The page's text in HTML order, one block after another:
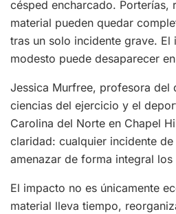
césped encharcado. Porterías,
material pueden quedar
tras un solo incidente grave. El
modesto puede desaparecer
Jessica Murfree, profesora del
ciencias del ejercicio y el
Carolina del Norte en Chapel
claridad: cualquier incidente
amenazar de forma integral
El impacto no es únicamente
material lleva tiempo,